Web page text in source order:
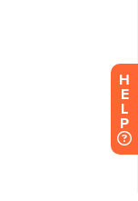
H
E
L
P